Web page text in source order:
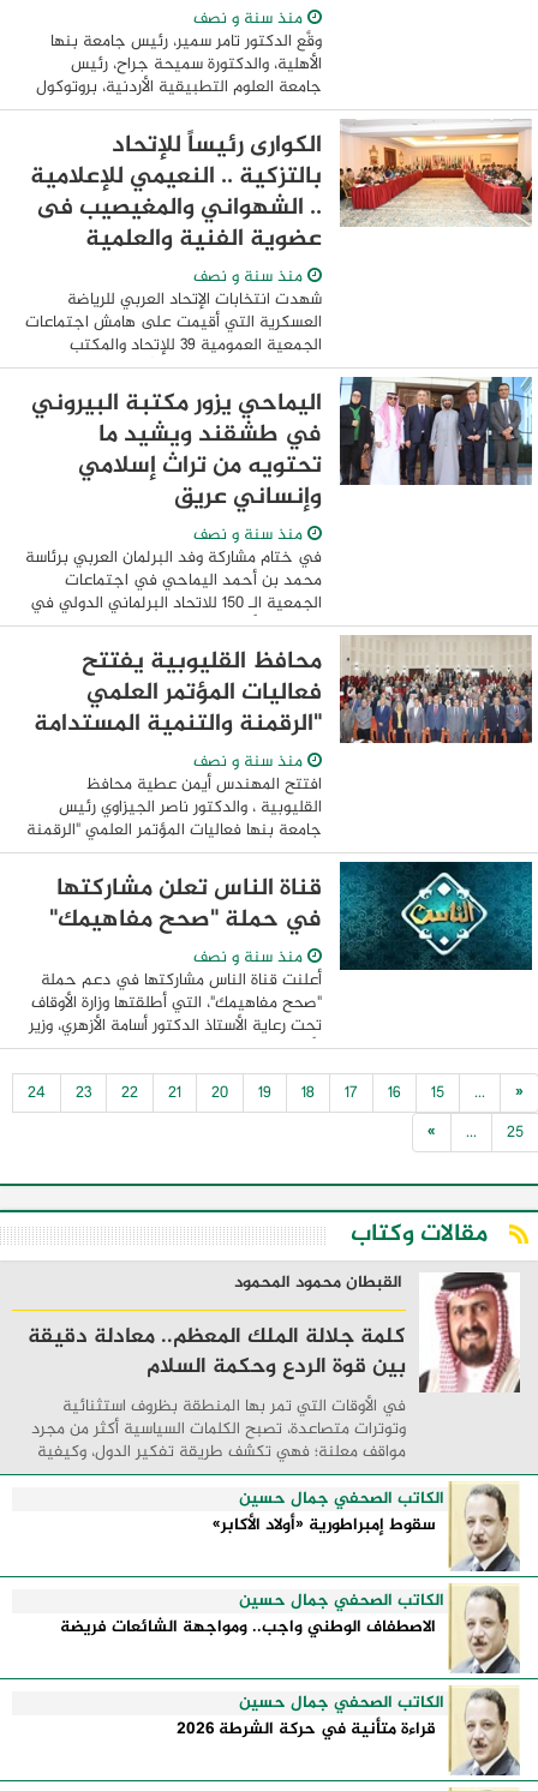
منذ سنة و نصف
وقَّع الدكتور تامر سمير، رئيس جامعة بنها
الأهلية، والدكتورة سميحة جراح، رئيس
جامعة العلوم التطبيقية الأردنية، بروتوكول
تعاون بهدف تعزيز التبادل العلمي والثقافي
وبناء جسور البحث المشترك بين ...
الكوارى رئيساً للإتحاد
بالتزكية .. النعيمي للإعلامية
.. الشهواني والمغيصيب فى
عضوية الفنية والعلمية
منذ سنة و نصف
شهدت انتخابات الإتحاد العربي للرياضة
العسكرية التي أقيمت على هامش اجتماعات
الجمعية العمومية 39 للإتحاد والمكتب
التنفيذي 61 المنعقد حالياً بدولة قطر
وتستمر حتى 13 أبريل الجارى 2025 ، تفوق
لقطر فى كل ...
اليماحي يزور مكتبة البيروني
في طشقند ويشيد ما
تحتويه من تراث إسلامي
وإنساني عريق
منذ سنة و نصف
في ختام مشاركة وفد البرلمان العربي برئاسة
محمد بن أحمد اليماحي في اجتماعات
الجمعية الـ 150 للاتحاد البرلماني الدولي في
العاصمة الأوزبكية طشقند، نظمت الدولة
المستضيفة للاجتماعات زيارة مهمة لوفد ...
محافظ القليوبية يفتتح
فعاليات المؤتمر العلمي
"الرقمنة والتنمية المستدامة
منذ سنة و نصف
افتتح المهندس أيمن عطية محافظ
القليوبية ، والدكتور ناصر الجيزاوي رئيس
جامعة بنها فعاليات المؤتمر العلمي "الرقمنة
والتنمية المستدامة في ضوء رؤية مصر
2030" الوضع الراهن وآفاق المستقبل والذي
نظمته ...
قناة الناس تعلن مشاركتها
في حملة "صحح مفاهيمك"
منذ سنة و نصف
أعلنت قناة الناس مشاركتها في دعم حملة
"صحح مفاهيمك"، التي أطلقتها وزارة الأوقاف
تحت رعاية الأستاذ الدكتور أسامة الأزهري، وزير
الأوقاف، بهدف تصحيح السلوكيات الاجتماعية
والمفاهيم الدينية الخاطئة ...
«
...
15
16
17
18
19
20
21
22
23
24
25
...
»
مقالات وكتاب
القبطان محمود المحمود
كلمة جلالة الملك المعظم.. معادلة دقيقة
بين قوة الردع وحكمة السلام
في الأوقات التي تمر بها المنطقة بظروف استثنائية
وتوترات متصاعدة، تصبح الكلمات السياسية أكثر من مجرد
مواقف معلنة؛ فهي تكشف طريقة تفكير الدول، وكيفية
إدارتها للأزمات، والحدود التي تفصل بين القوة ...
الكاتب الصحفي جمال حسين
سقوط إمبراطورية «أولاد الأكابر»
الكاتب الصحفي جمال حسين
الاصطفاف الوطني واجب.. ومواجهة الشائعات فريضة
الكاتب الصحفي جمال حسين
قراءة متأنية في حركة الشرطة 2026